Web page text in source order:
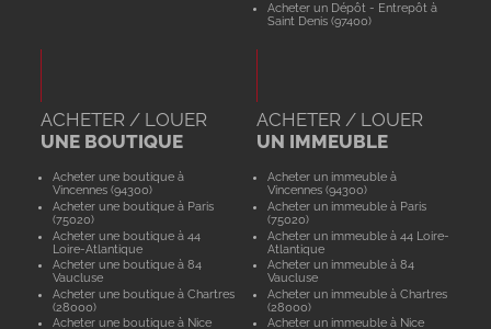
Acheter un Dépôt - Entrepôt à
Saint Denis (97400)
ACHETER / LOUER
UNE BOUTIQUE
Acheter une boutique à
Vincennes (94300)
Acheter une boutique à Paris
(75020)
Acheter une boutique à 44
Loire-Atlantique
Acheter une boutique à 84
Vaucluse
Acheter une boutique à Chartres
(28000)
Acheter une boutique à Nice
ACHETER / LOUER
UN IMMEUBLE
Acheter un immeuble à
Vincennes (94300)
Acheter un immeuble à Paris
(75020)
Acheter un immeuble à 44 Loire-
Atlantique
Acheter un immeuble à 84
Vaucluse
Acheter un immeuble à Chartres
(28000)
Acheter un immeuble à Nice